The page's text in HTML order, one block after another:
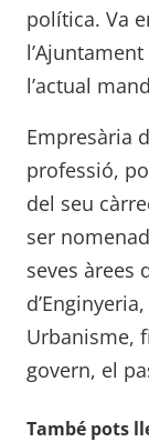
política. Va
l’actual
Empresària
professió,
del seu
ser
seves àrees
Urbanisme,
govern, el
També pots